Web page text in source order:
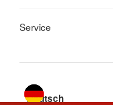
Service
Sprache wechseln zu